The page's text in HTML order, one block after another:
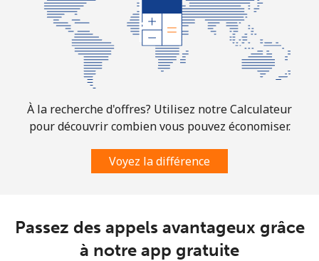
À la recherche d'offres? Utilisez notre Calculateur
pour découvrir combien vous pouvez économiser.
Voyez la différence
Passez des appels avantageux grâce
à notre app gratuite